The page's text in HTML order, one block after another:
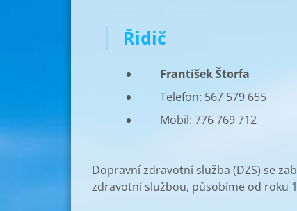
Řidič
František Štorfa
Telefon: 567 579 655
Mobil: 776 769 712
Dopravní zdravotní služba (DZS) se
zdravotní službou, působíme od roku